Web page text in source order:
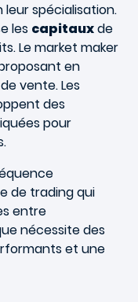
spécialisation.
les capitauxde
Le market maker
en
vente. Les
des
pour
de trading qui
entre
nécessite des
et une